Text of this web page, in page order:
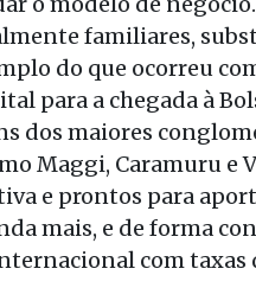
familiares,
do que ocorreu
para a chegada à
dos maiores
Maggi, Caramuru e
e prontos para
mais, e de forma
com taxas